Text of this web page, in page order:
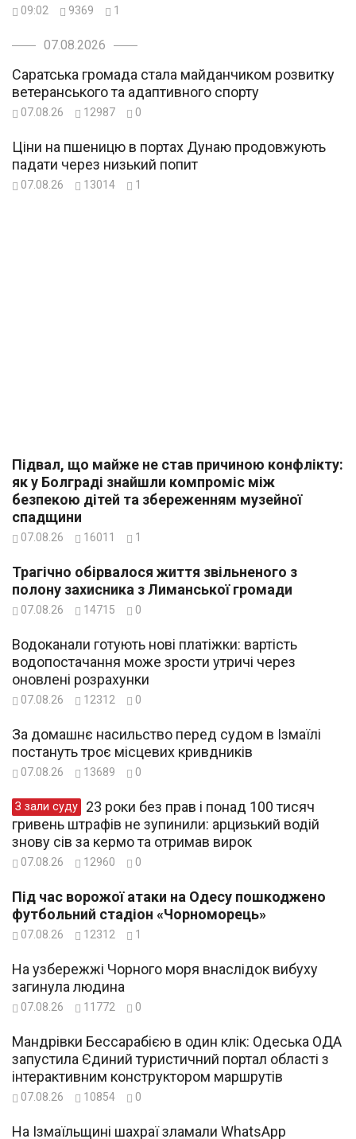
09:02 9369 1
07.08.2026
Саратська громада стала майданчиком розвитку
ветеранського та адаптивного спорту
07.08.26 12987 0
Ціни на пшеницю в портах Дунаю продовжують
падати через низький попит
07.08.26 13014 1
Підвал, що майже не став причиною конфлікту:
як у Болграді знайшли компроміс між
безпекою дітей та збереженням музейної
спадщини
07.08.26 16011 1
Трагічно обірвалося життя звільненого з
полону захисника з Лиманської громади
07.08.26 14715 0
Водоканали готують нові платіжки: вартість
водопостачання може зрости утричі через
оновлені розрахунки
07.08.26 12312 0
За домашнє насильство перед судом в Ізмаїлі
постануть троє місцевих кривдників
07.08.26 13689 0
З зали суду
гривень штрафів не зупинили: арцизький водій
знову сів за кермо та отримав вирок
07.08.26 12960 0
Під час ворожої атаки на Одесу пошкоджено
футбольний стадіон «Чорноморець»
07.08.26 12312 1
На узбережжі Чорного моря внаслідок вибуху
загинула людина
07.08.26 11772 0
Мандрівки Бессарабією в один клік: Одеська ОДА
запустила Єдиний туристичний портал області з
інтерактивним конструктором маршрутів
07.08.26 10854 0
На Ізмаїльщині шахраї зламали WhatsApp